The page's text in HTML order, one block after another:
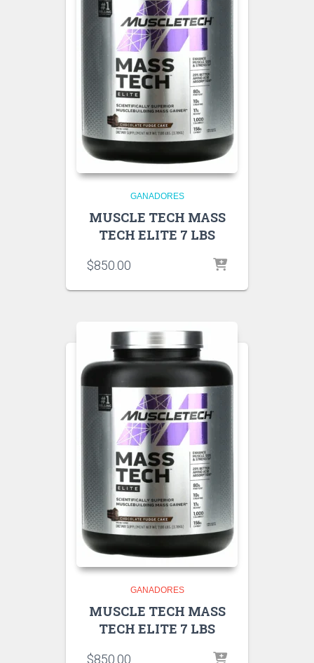
GANADORES
MUSCLE TECH MASS
TECH ELITE 7 LBS
$850.00
GANADORES
MUSCLE TECH MASS
TECH ELITE 7 LBS
$850.00